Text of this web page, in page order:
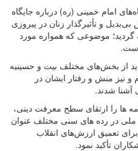
امام خمینی (ره) درباره جایگاه
و تأثیرگذار زنان در پیروزی
موضوعی که همواره مورد
است.
از بخش‌های مختلف بیت و حسینیه
نیز منش و رفتار ایشان در
آشنا شدند.
ها را ارتقای سطح معرفت دینی،
ملی در رده های سنی مختلف عنوان
تعمیق ارزش‌های انقلاب
تأکید نمود.